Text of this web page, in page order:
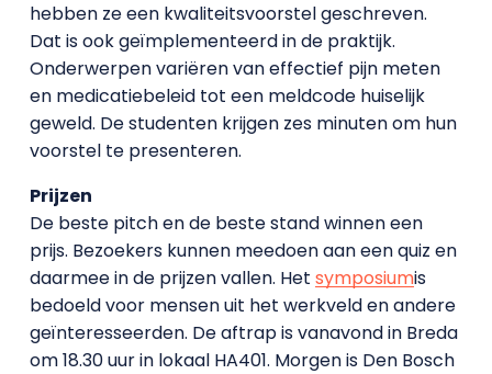
hebben ze een kwaliteitsvoorstel geschreven.
Dat is ook geïmplementeerd in de praktijk.
Onderwerpen variëren van effectief pijn meten
en medicatiebeleid tot een meldcode huiselijk
geweld. De studenten krijgen zes minuten om hun
voorstel te presenteren.
Prijzen
De beste pitch en de beste stand winnen een
prijs. Bezoekers kunnen meedoen aan een quiz en
daarmee in de prijzen vallen. Het symposiumis
bedoeld voor mensen uit het werkveld en andere
geïnteresseerden. De aftrap is vanavond in Breda
om 18.30 uur in lokaal HA401. Morgen is Den Bosch